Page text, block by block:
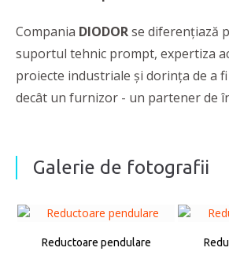
Compania DIODORse diferențiază
suportul tehnic prompt, expertiza
proiecte industriale și dorința de a
decât un furnizor - un partener de
Galerie de fotografii
Reductoare pendulare